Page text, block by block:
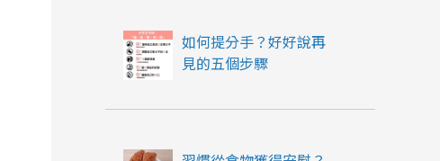
如何提分手？好好說再
見的五個步驟